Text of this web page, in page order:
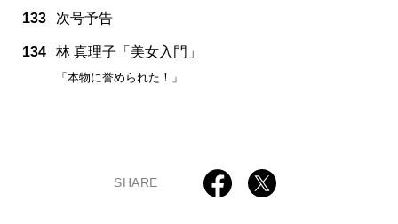
133 次号予告
134 林 真理子「美女入門」
「本物に誉められた！」
SHARE